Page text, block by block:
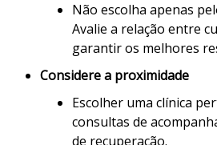
Não escolha apenas
Avalie a relação entre
garantir os melhores
Considere a proximidade
Escolher uma clínica
consultas de
de recuperação.